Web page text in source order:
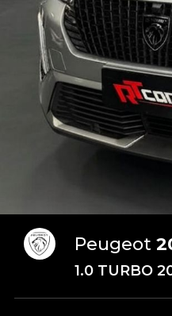
Peugeot
1.0 TURBO